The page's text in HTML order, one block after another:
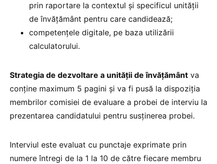
prin raportare la contextul și specificul unității
de învățământ pentru care candidează;
competențele digitale, pe baza utilizării
calculatorului.
Strategia de dezvoltare a unității de învățământ va
conține maximum 5 pagini și va fi pusă la dispoziția
membrilor comisiei de evaluare a probei de interviu la
prezentarea candidatului pentru susținerea probei.
Interviul este evaluat cu punctaje exprimate prin
numere întregi de la 1 la 10 de către fiecare membru